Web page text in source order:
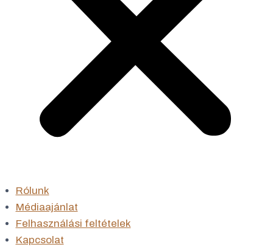
Rólunk
Médiaajánlat
Felhasználási feltételek
Kapcsolat